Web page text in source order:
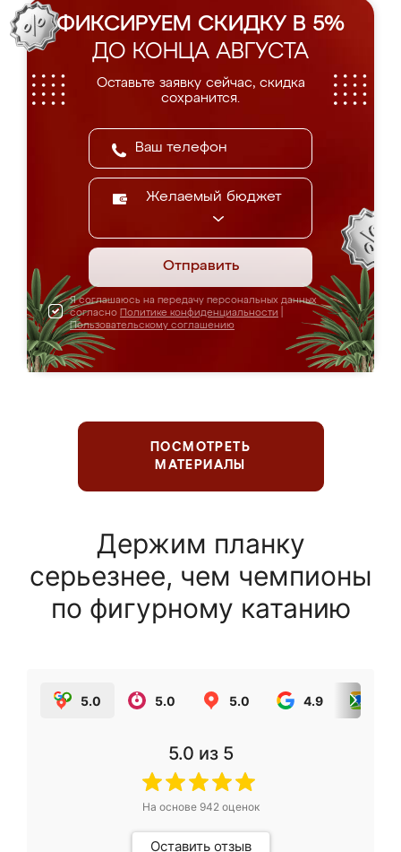
ФИКСИРУЕМ СКИДКУ В 5%
ДО КОНЦА АВГУСТА
Оставьте заявку сейчас, скидка
сохранится.
Желаемый бюджет
Отправить
Я соглашаюсь на передачу персональных данных
согласно Политике конфиденциальности
Пользовательскому соглашению
ПОСМОТРЕТЬ
МАТЕРИАЛЫ
Держим планку
серьезнее, чем чемпионы
по фигурному катанию
5.0 5.0 5.0 4.9
5.0 из 5
На основе 942оценок
Оставить отзыв